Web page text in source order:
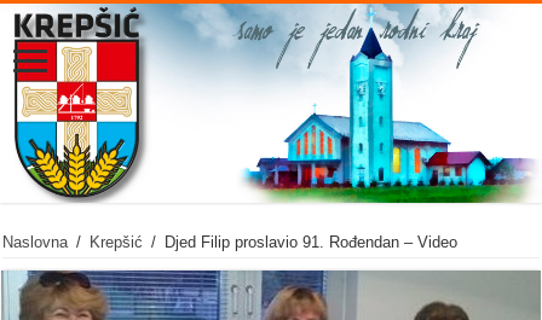
Naslovna / Krepšić / Djed Filip proslavio 91. Rođendan – Video